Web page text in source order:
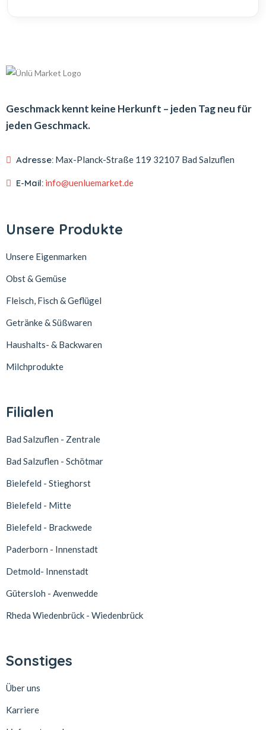
Geschmack kennt keine Herkunft – jeden Tag neu für
jeden Geschmack.
Adresse: Max-Planck-Straße 119 32107 Bad Salzuflen
E-Mail: info@uenluemarket.de
Unsere Produkte
Unsere Eigenmarken
Obst & Gemüse
Fleisch, Fisch & Geflügel
Getränke & Süßwaren
Haushalts- & Backwaren
Milchprodukte
Filialen
Bad Salzuflen - Zentrale
Bad Salzuflen - Schötmar
Bielefeld - Stieghorst
Bielefeld - Mitte
Bielefeld - Brackwede
Paderborn - Innenstadt
Detmold- Innenstadt
Gütersloh - Avenwedde
Rheda Wiedenbrück - Wiedenbrück
Sonstiges
Über uns
Karriere